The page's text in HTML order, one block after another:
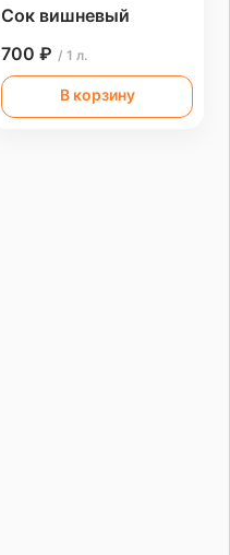
Сок вишневый
700 ₽ / 1 л.
В корзину